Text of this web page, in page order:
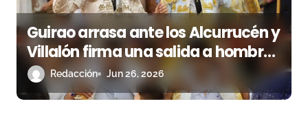
sGuirao arrasa ante los Alcurrucén y
Villalón firma una salida a hombros
de peso
Redacción Jun 26, 2026